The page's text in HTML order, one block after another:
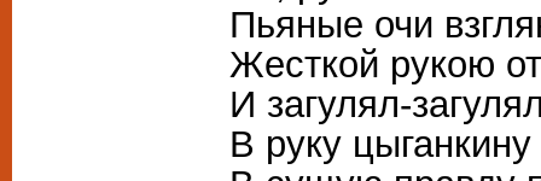
Пьяные очи
Жесткой рукою
И загулял-
В руку